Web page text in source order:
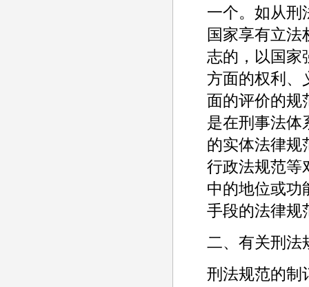
一个。如从刑
国家享有立法
志的，以国家
方面的权利、
面的评价的规
是在刑事法体
的实体法律规
行政法规范等
中的地位或功
手段的法律规
二、有关刑法
刑法规范的制